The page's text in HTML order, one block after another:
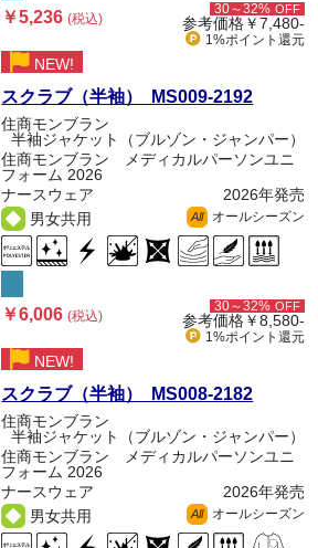
￥5,236(税込)
30～32% OFF
参考価格￥7,480-
1%ポイント 還元
NEW!
スクラブ（半袖） MS009-2192
住商モンブラン
半袖ジャケット（ブルゾン・ジャンパー）
住商モンブラン メディカルパーソンユニ
フォーム 2026
ナースウェア
2026年発売
男女共用
All オールシーズン
￥6,006(税込)
30～32% OFF
参考価格￥8,580-
1%ポイント 還元
NEW!
スクラブ（半袖） MS008-2182
住商モンブラン
半袖ジャケット（ブルゾン・ジャンパー）
住商モンブラン メディカルパーソンユニ
フォーム 2026
ナースウェア
2026年発売
男女共用
All オールシーズン